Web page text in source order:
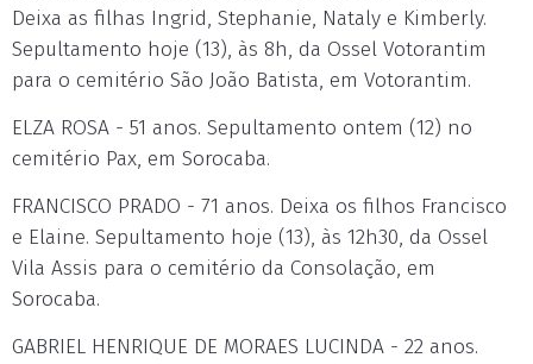
Deixa as filhas Ingrid, Stephanie, Nataly e Kimberly.
Sepultamento hoje (13), às 8h, da Ossel Votorantim
para o cemitério São João Batista, em Votorantim.
ELZA ROSA - 51 anos. Sepultamento ontem (12) no
cemitério Pax, em Sorocaba.
FRANCISCO PRADO - 71 anos. Deixa os filhos Francisco
e Elaine. Sepultamento hoje (13), às 12h30, da Ossel
Vila Assis para o cemitério da Consolação, em
Sorocaba.
GABRIEL HENRIQUE DE MORAES LUCINDA - 22 anos.